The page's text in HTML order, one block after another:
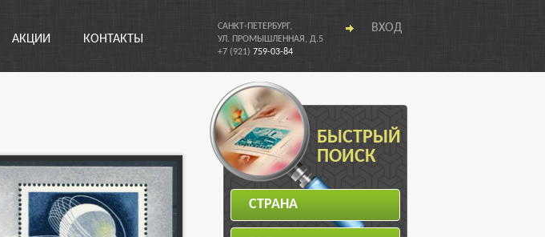
АКЦИИ КОНТАКТЫ
ВХОД
САНКТ-ПЕТЕРБУРГ,
УЛ. ПРОМЫШЛЕННАЯ, Д.5
+7 (921) 759-03-84
БЫСТРЫЙ
ПОИСК
СТРАНА